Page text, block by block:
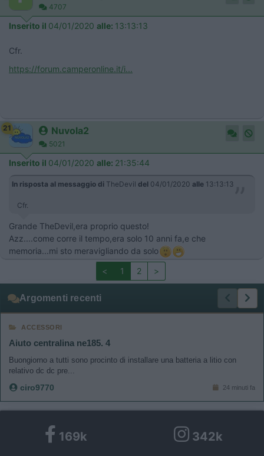
4707
Inserito il 04/01/2020 alle: 13:13:13
Cfr.
https://forum.camperonline.it/i...
21 Nuvola2
5021
Inserito il 04/01/2020 alle: 21:35:44
In risposta al messaggio di TheDevil del 04/01/2020 alle 13:13:13
Cfr.
Grande TheDevil,era proprio questo!
Azz....come corre il tempo,era solo 10 anni fa,e che
memoria...mi sto meravigliando da solo
<
1 2 >
Argomenti recenti
ACCESSORI
Aiuto centralina ne185. 4
Buongiorno a tutti sono procinto di installare una batteria a litio con
relativo dc dc pre...
ciro9770 24 minuti fa
169k 342k